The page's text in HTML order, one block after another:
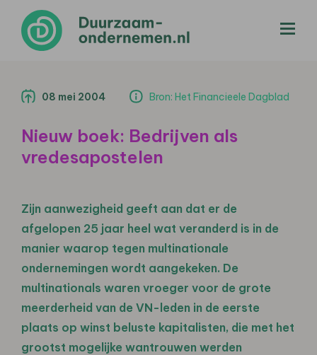
08 mei 2004 Bron: Het Financieele Dagblad
Nieuw boek: Bedrijven als
vredesapostelen
Zijn aanwezigheid geeft aan dat er de
afgelopen 25 jaar heel wat veranderd is in de
manier waarop tegen multinationale
ondernemingen wordt aangekeken. De
multinationals waren vroeger voor de grote
meerderheid van de VN-leden in de eerste
plaats op winst beluste kapitalisten, die met het
grootst mogelijke wantrouwen werden